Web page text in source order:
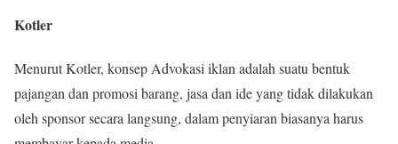
Kotler
Menurut Kotler, konsep Advokasi iklan adalah suatu bentuk
pajangan dan promosi barang, jasa dan ide yang tidak dilakukan
oleh sponsor secara langsung, dalam penyiaran biasanya harus